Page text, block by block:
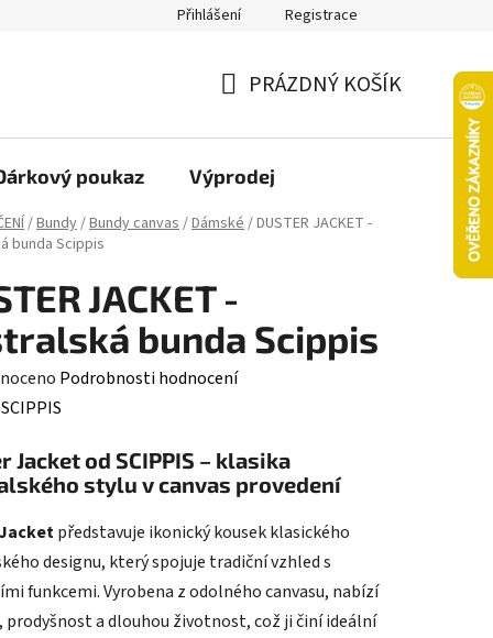
nebo vrácení ve 14denní lhůtě Platba objednávky kartou
Přihlášení Registrace
KOŠÍK
PRÁZDNÝ KOŠÍK
poukaz Výprodej
/Bundy/Bundy canvas/Dámské/DUSTER JACKET -
bunda Scippis
JACKET -
bunda Scippis
Podrobnosti hodnocení
SCIPPIS
Jacket od SCIPPIS – klasika
stylu v canvas provedení
představuje ikonický kousek klasického
designu, který spojuje tradiční vzhled s
funkcemi. Vyrobena z odolného canvasu, nabízí
prodyšnost a dlouhou životnost, což ji činí ideální